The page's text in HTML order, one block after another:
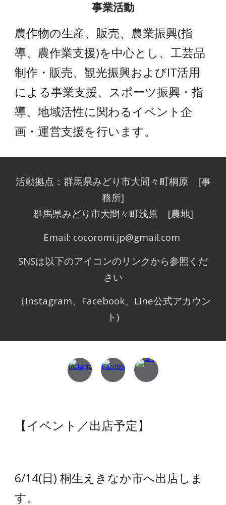
事業活動
農作物の生産、販売、農業振興(指
導、農作業支援)を中心とし、工芸品
制作・販売、観光振興およびIT活用
による事業支援、スポーツ振興・指
導、地域活性に関わるイベント企
画・運営支援を行います。
活動拠点：群馬県みどり市大間々町桐原 [事
務所]
群馬県みどり市大間々町浅原 [農地]
Email: cocoromi.jp@gmail.com
SNSは以下のアイコンのリンクから参照くだ
さい
（Instagram、Facebook、Line公式アカウン
ト)
【イベント／出店予定】
6/14(日) 桐生えきなか市へ出店しま
す。